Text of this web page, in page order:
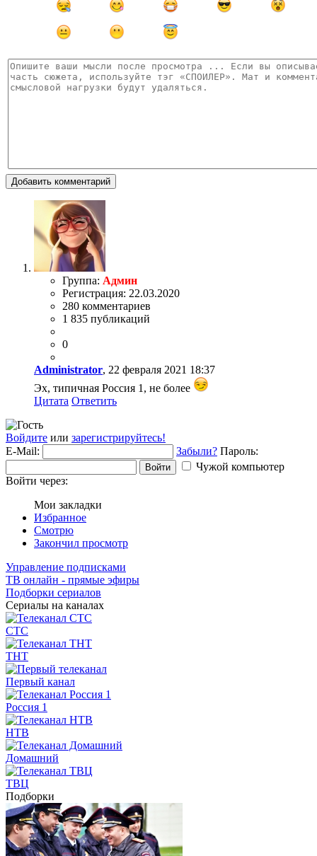
Добавить комментарий
Группа: Админ
Регистрация: 22.03.2020
280 комментариев
1 835 публикаций
0
Administrator, 22 февраля 2021 18:37
Эх, типичная Россия 1, не более
Цитата Ответить
Войдите или зарегистрируйтесь!
E-Mail:
Забыли? Пароль:
Войти
Чужой компьютер
Войти через:
Мои закладки
Избранное
Смотрю
Закончил просмотр
Управление подписками
ТВ онлайн - прямые эфиры
Подборки сериалов
Сериалы на каналах
СТС
ТНТ
Первый канал
Россия 1
НТВ
Домашний
ТВЦ
Подборки